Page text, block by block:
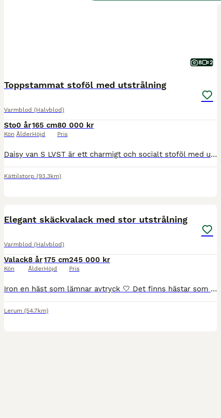
8 2
Toppstammat stoföl med utstrålning
Varmblod (Halvblod)
Sto
Kön
0 år
Ålder
165 cm
Höjd
80 000 kr
Pris
Daisy van S LVST är ett charmigt och socialt stoföl med utstrålning och bra gång. Hennes mamma Delight VH är ett ***-igt prestationssto och kommer från Västra Hobys framgångsrika stostam 31. Hon fick 48,5 poäng på unghästtest och har 137 i dressyrindex. Hon har fått 8 avkommor, varav en sålts på elitfölauktion, en har fått diplom och en blev Sveriges näst högst bedömda dr
Kättilstorp (93.3km)
Elegant skäckvalack med stor utstrålning
Varmblod (Halvblod)
Valack
Kön
8 år
Ålder
175 cm
Höjd
245 000 kr
Pris
Iron en häst som lämnar avtryck 🤍 Det finns hästar som man tycker om, och så finns det hästar som stannar kvar i hjärtat. Ironclad är en sådan. Ironclad är en SWB-valack född 2018 efter Warsteiner (SWB), med blod från Weltmeyer och Sambesi. Med sin ovanliga skäckfärg väcker han uppmärksamhet vart han än kommer, men det är hans vänliga personlighet och stora hjärta som g
Lerum (54.7km)